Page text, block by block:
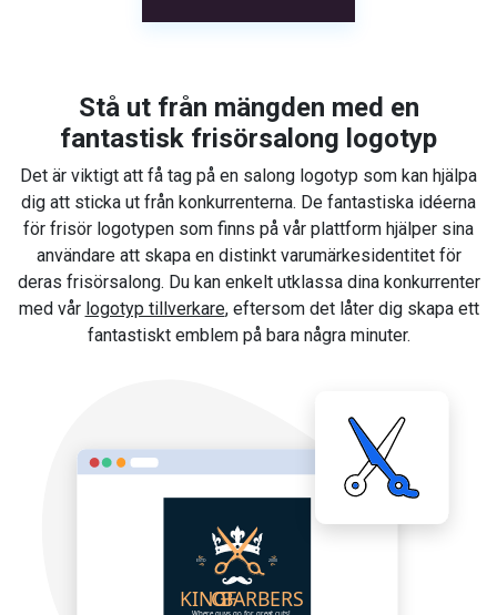
Stå ut från mängden med en
fantastisk frisörsalong logotyp
Det är viktigt att få tag på en salong logotyp som kan hjälpa
dig att sticka ut från konkurrenterna. De fantastiska idéerna
för frisör logotypen som finns på vår plattform hjälper sina
användare att skapa en distinkt varumärkesidentitet för
deras frisörsalong. Du kan enkelt utklassa dina konkurrenter
med vår logotyp tillverkare, eftersom det låter dig skapa ett
fantastiskt emblem på bara några minuter.